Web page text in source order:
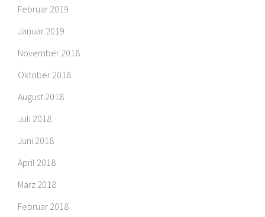
Februar 2019
Januar 2019
November 2018
Oktober 2018
August 2018
Juli 2018
Juni 2018
April 2018
März 2018
Februar 2018